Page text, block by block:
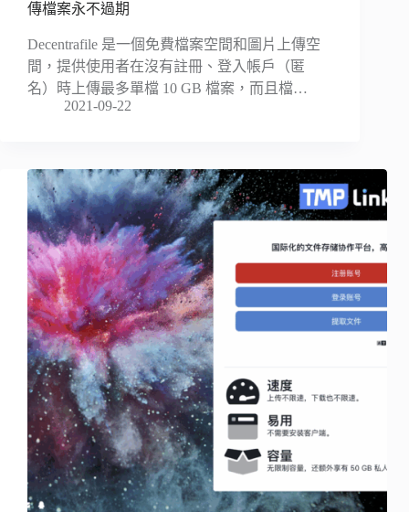
傳檔案永不過期
Decentrafile 是一個免費檔案空間和圖片上傳空
間，提供使用者在沒有註冊、登入帳戶（匿
名）時上傳最多單檔 10 GB 檔案，而且檔…
2021-09-22